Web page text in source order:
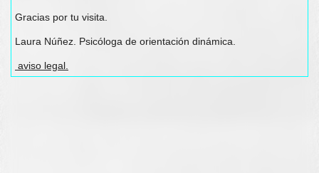
Gracias por tu visita.
Laura Núñez. Psicóloga de orientación dinámica.
aviso legal.